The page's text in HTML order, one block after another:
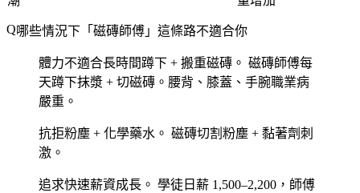
哪些情況下「磁磚師傅」這條路不適合你
體力不適合長時間蹲下 + 搬重磁磚。 磁磚師傅每
天蹲下抹漿 + 切磁磚。腰背、膝蓋、手腕職業病
嚴重。
抗拒粉塵 + 化學藥水。 磁磚切割粉塵 + 黏著劑刺
激。
追求快速薪資成長。 學徒日薪 1,500–2,200，師傅